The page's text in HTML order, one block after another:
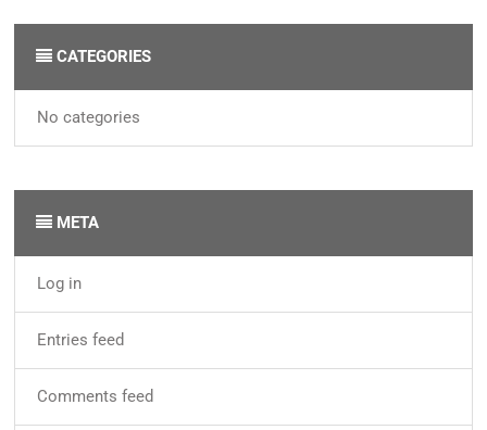
CATEGORIES
No categories
META
Log in
Entries feed
Comments feed